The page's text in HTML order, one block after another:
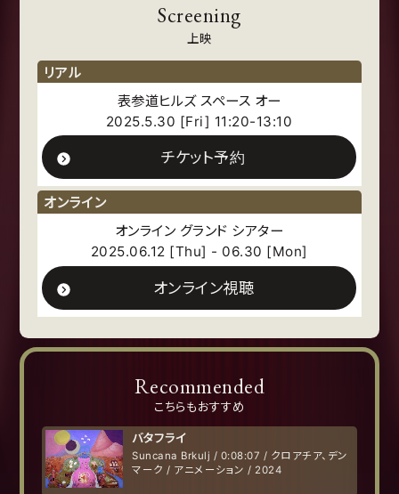
Screening
上映
リアル
表参道ヒルズ スペース オー
2025.5.30 [Fri] 11:20-13:10
チケット予約
オンライン
オンライン グランド シアター
2025.06.12 [Thu] - 06.30 [Mon]
オンライン視聴
Recommended
こちらもおすすめ
バタフライ
Suncana Brkulj / 0:08:07 / クロアチア、デン
マーク / アニメーション / 2024